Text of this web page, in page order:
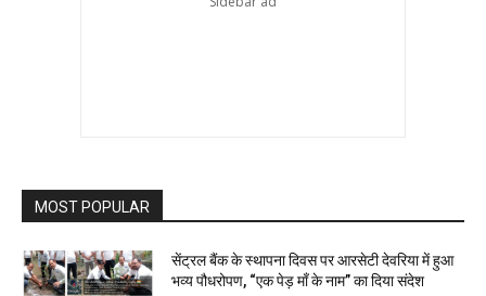
MOST POPULAR
सेंट्रल बैंक के स्थापना दिवस पर आरसेटी देवरिया में हुआ
भव्य पौधरोपण, “एक पेड़ माँ के नाम” का दिया संदेश